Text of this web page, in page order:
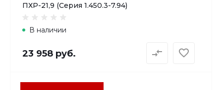
ПХР-21,9 (Серия 1.450.3-7.94)
В наличии
23 958 руб.